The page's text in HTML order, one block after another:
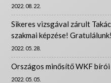
2022. 08. 22.
Sikeres vizsgával zárult
szakmai képzése! Gratulálunk!
2022. 05. 28.
Országos minősítő WKF
2022. 05. 05.